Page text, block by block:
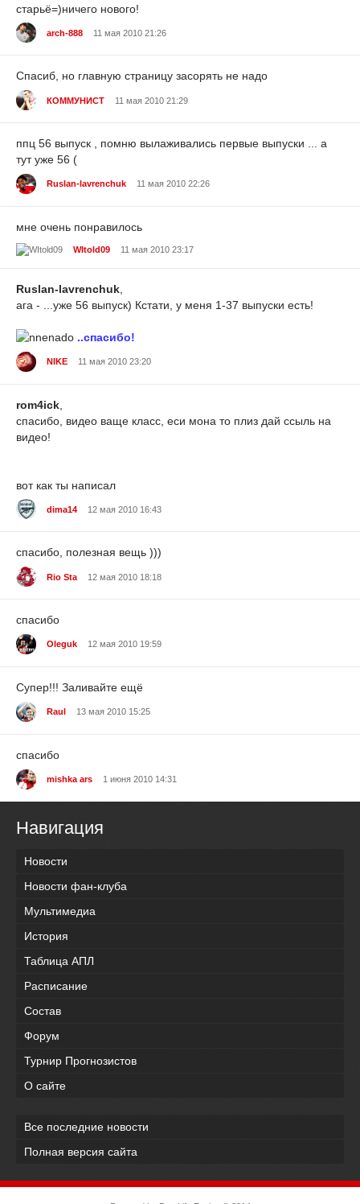
старьё=)ничего нового!
arch-888 11 мая 2010 21:26
Спасиб, но главную страницу засорять не надо
КОММУНИСТ 11 мая 2010 21:29
ппц 56 выпуск , помню вылаживались первые выпуски ... а
тут уже 56 (
Ruslan-lavrenchuk 11 мая 2010 22:26
мне очень понравилось
WItold09 11 мая 2010 23:17
Ruslan-lavrenchuk
ага - ...уже 56 выпуск) Кстати, у меня 1-37 выпуски есть!
..спасибо!
NIKE 11 мая 2010 23:20
rom4ick
спасибо, видео ваще класс, еси мона то плиз дай ссыль на
видео!
вот как ты написал
dima14 12 мая 2010 16:43
спасибо, полезная вещь )))
Rio Sta 12 мая 2010 18:18
спасибо
Oleguk 12 мая 2010 19:59
Супер!!! Заливайте ещё
Raul 13 мая 2010 15:25
спасибо
mishka ars 1 июня 2010 14:31
Навигация
Новости
Новости фан-клуба
Мультимедиа
История
Таблица АПЛ
Расписание
Состав
Форум
Турнир Прогнозистов
О сайте
Все последние новости
Полная версия сайта